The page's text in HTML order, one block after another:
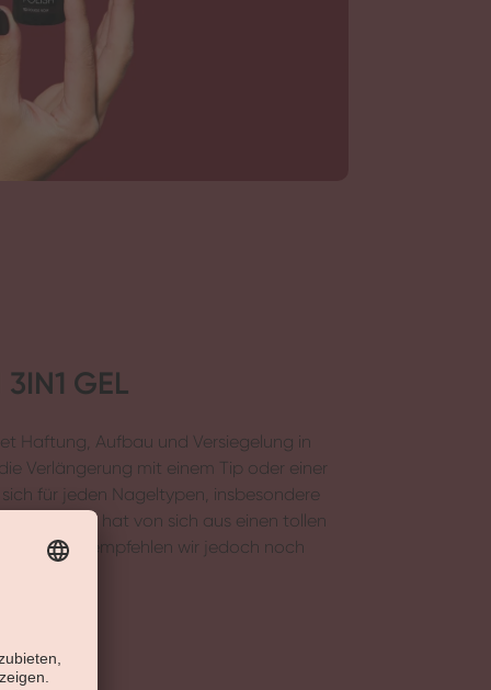
GEL
Haftung, Aufbau und Versiegelung in
Verlängerung mit einem Tip oder einer
für jeden Nageltypen, insbesondere
Das Gel hat von sich aus einen tollen
Glanz empfehlen wir jedoch noch